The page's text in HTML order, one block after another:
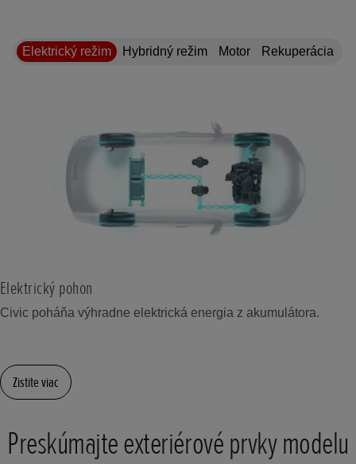
Elektrický režim Hybridný režim Motor Rekuperácia
Elektrický pohon
Civic poháňa výhradne elektrická energia z akumulátora.
Zistite viac
Preskúmajte exteriérové prvky modelu